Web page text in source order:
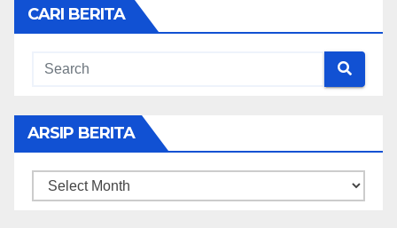
CARI BERITA
ARSIP BERITA
ARSIP